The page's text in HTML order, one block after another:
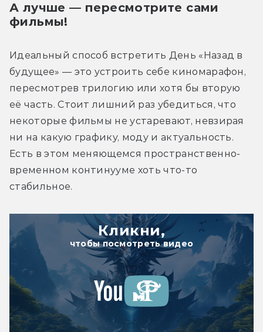
А лучше — пересмотрите сами
фильмы!
Идеальный способ встретить День «Назад в
будущее» — это устроить себе киномарафон,
пересмотрев трилогию или хотя бы вторую
её часть. Стоит лишний раз убедиться, что
некоторые фильмы не устаревают, невзирая
ни на какую графику, моду и актуальность.
Есть в этом меняющемся пространственно-
временном континууме хоть что-то
стабильное.
Кликни,
чтобы посмотреть видео